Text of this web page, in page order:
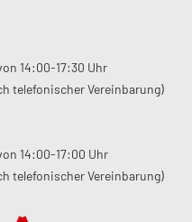
14:00-17:30 Uhr
telefonischer Vereinbarung)
14:00-17:00 Uhr
telefonischer Vereinbarung)